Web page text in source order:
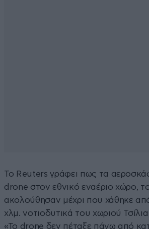
Το Reuters γράφει πως τα
drone στον εθνικό εναέριο χώρο,
ακολούθησαν μέχρι που χάθηκε
χλμ. νοτιοδυτικά του χωριού
«Το drone δεν πέταξε πάνω από